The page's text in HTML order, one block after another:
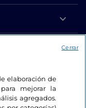
elaboración de
mejorar la
agregados.
Cerrar